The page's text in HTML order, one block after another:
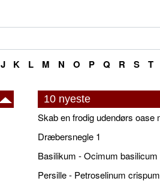
J K L M N O P Q R S T
10 nyeste
Dræbersnegle 1
Basilikum - Ocimum basilicum
Persille - Petroselinum crispum